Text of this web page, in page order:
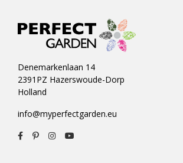
Denemarkenlaan 14
2391PZ Hazerswoude-Dorp
Holland
info@myperfectgarden.eu